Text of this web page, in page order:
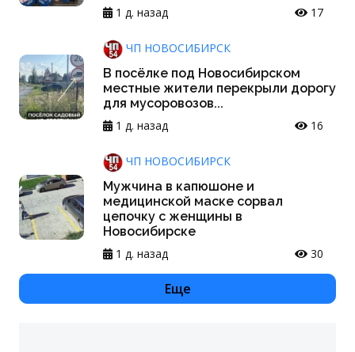
1 д. назад
17
ЧП НОВОСИБИРСК
В посёлке под Новосибирском
местные жители перекрыли дорогу
для мусоровозов...
1 д. назад
16
ЧП НОВОСИБИРСК
Мужчина в капюшоне и
медицинской маске сорвал
цепочку с женщины в
Новосибирске
1 д. назад
30
Еще